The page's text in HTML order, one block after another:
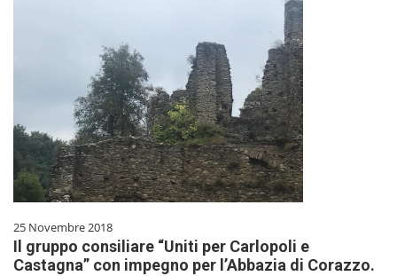
25 Novembre 2018
Il gruppo consiliare “Uniti per Carlopoli e
Castagna” con impegno per l’Abbazia di Corazzo.